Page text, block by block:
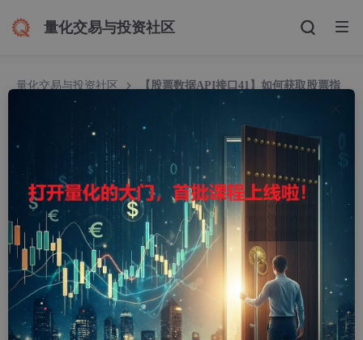
量化交易与投资社区
量化交易与投资社区
【股票数据API接口41】如何获取股票指
最新分时MA数据之Python、Java等多种主流语言实例代码演示通
过股票数据接口获取数据
【股票数据API接口41】如何获取股票指最新分时
MA数据之Python、Java等多种主流语言实例代码
演示通过股票数据接口获取数据
Athena二哈
413人浏览 · 2025-02-24 08:00:00
​ 如今，量化分析在股市领域风靡一时，其核心要素在于数据，获
取股票数据，是踏上量化分析之路的第一步。你可以选择亲手编写
爬虫来抓取，但更便捷的方式，莫过于利用专业的股票数据API接
口。自编爬虫虽零成本，却伴随着时间与精力的巨大消耗，且常因